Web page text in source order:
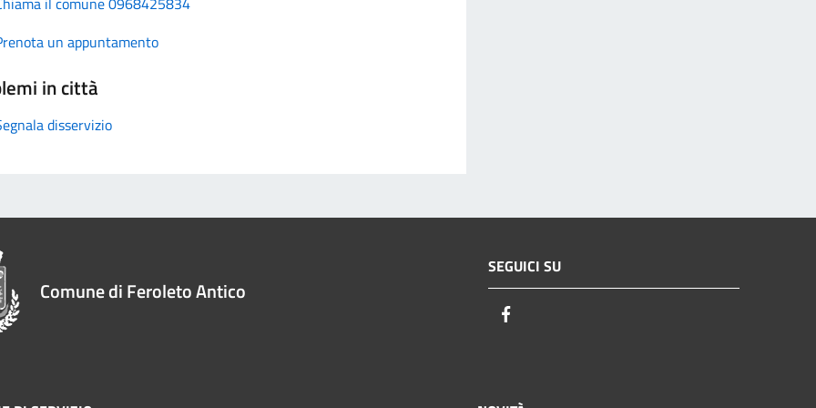
un appuntamento
in città
disservizio
Comune di Feroleto Antico
SEGUICI SU